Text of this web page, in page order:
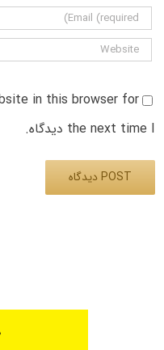
in this browser for
the next time I دیدگاه.